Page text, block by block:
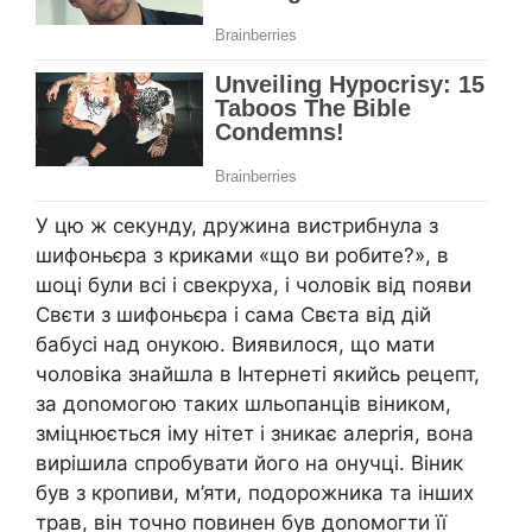
У цю ж секунду, дружина вистрибнула з
шифоньєра з криками «що ви робите?», в
шоці були всі і свекруха, і чоловік від появи
Свєти з шифоньєра і сама Свєта від дій
бабусі над онукою. Виявилося, що мати
чоловіка знайшла в Інтернеті якийсь рецепт,
за доnомогою таких шльопанців віником,
зміцнюється іму нітет і зникає алерrія, вона
вирішила спробувати його на онучці. Віник
був з кропиви, м’яти, подорожника та інших
трав, він точно повинен був доnомогти її